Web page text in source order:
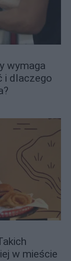
wymaga
i dlaczego
w mieście